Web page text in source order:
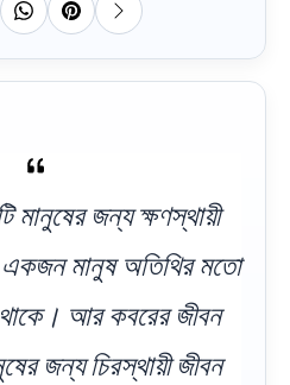
মানুষের জন্য ক্ষণস্থায়ী
মানুষ অতিথির মতো
আর কবরের জীবন
জন্য চিরস্থায়ী জীবন